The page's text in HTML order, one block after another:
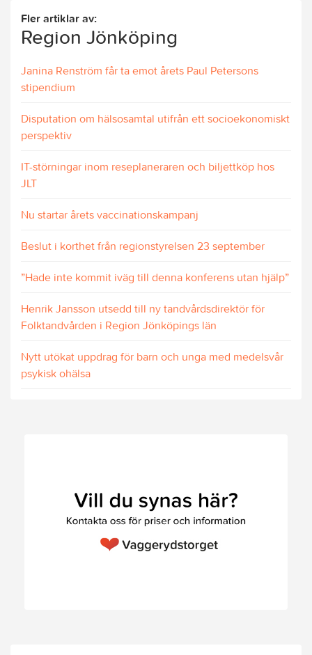
Fler artiklar av:
Region Jönköping
Janina Renström får ta emot årets Paul Petersons
stipendium
Disputation om hälsosamtal utifrån ett socioekonomiskt
perspektiv
IT-störningar inom reseplaneraren och biljettköp hos
JLT
Nu startar årets vaccinationskampanj
Beslut i korthet från regionstyrelsen 23 september
”Hade inte kommit iväg till denna konferens utan hjälp”
Henrik Jansson utsedd till ny tandvårdsdirektör för
Folktandvården i Region Jönköpings län
Nytt utökat uppdrag för barn och unga med medelsvår
psykisk ohälsa